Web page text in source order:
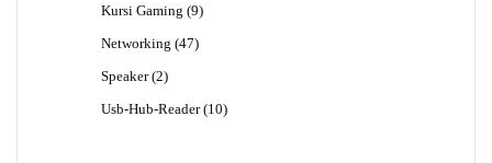
Kursi Gaming 99
Networking 4747
Speaker 22
Usb-Hub-Reader 1010